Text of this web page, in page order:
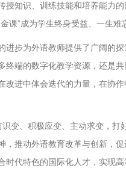
授知识、训练技能和培养能力
”成为学生终身受益、一生难
进步为外语教师提供了广阔的
终端的数字化教学资源，还是
改进中体会迭代的力量，在协
变、积极应变、主动求变，打
，推动外语教育改革与创新，
时代特色的国际化人才，实现